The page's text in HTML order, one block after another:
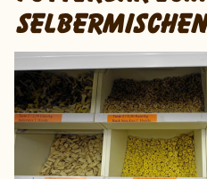
SELBERMISCHEN